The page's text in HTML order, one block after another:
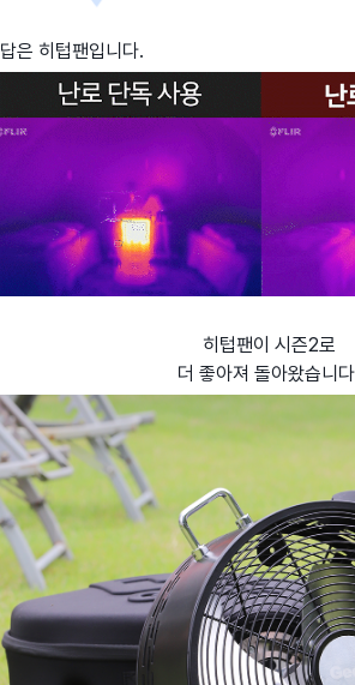
답은 히텁팬입니다.
히텁팬이 시즌2로
더 좋아져 돌아왔습니